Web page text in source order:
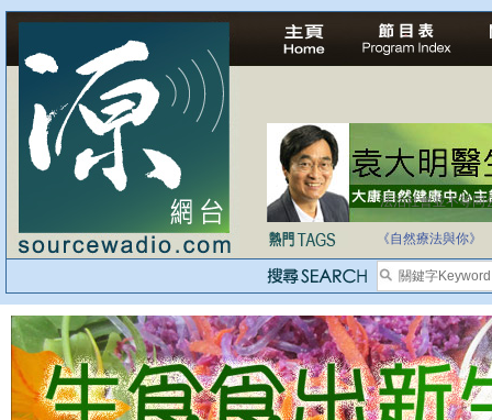
法治社會並不等同
自家教育合法化-
《自然療法與你》